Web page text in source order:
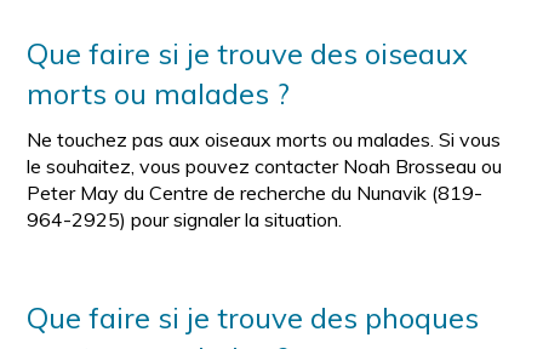
Que faire si je trouve des oiseaux
morts ou malades ?
Ne touchez pas aux oiseaux morts ou malades. Si vous
le souhaitez, vous pouvez contacter Noah Brosseau ou
Peter May du Centre de recherche du Nunavik (819-
964-2925) pour signaler la situation.
Que faire si je trouve des phoques